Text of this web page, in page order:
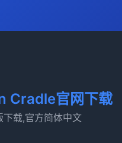
Cradle官网下载
下载,官方简体中文